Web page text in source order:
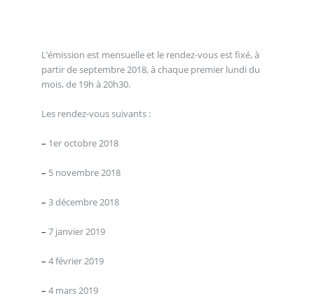
L’émission est mensuelle et le rendez-vous est fixé, à
partir de septembre 2018, à chaque premier lundi du
mois, de 19h à 20h30.
Les rendez-vous suivants :
– 1er octobre 2018
– 5 novembre 2018
– 3 décembre 2018
– 7 janvier 2019
– 4 février 2019
– 4 mars 2019